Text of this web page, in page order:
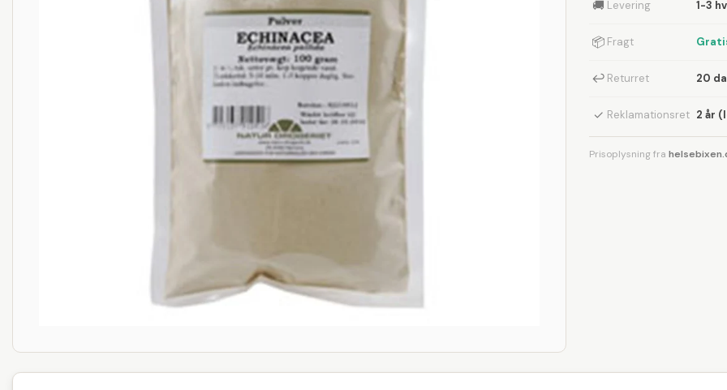
🚚 Levering 1-3
📦 Fragt
↩ Returret 20
✓ Reklamationsret 2 år
Prisoplysning fra